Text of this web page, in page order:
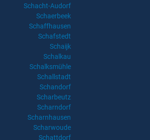
Schacht-Audorf
Schaerbeek
Schaffhausen
Schafstedt
Schaijk
Schalkau
Schalksmühle
Schallstadt
Schandorf
Scharbeutz
Scharndorf
Scharnhausen
Scharwoude
Schattdorf